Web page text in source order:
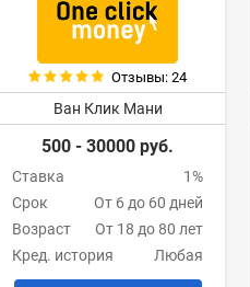
Отзывы: 24
Ван Клик Мани
500 - 30000 руб.
Ставка
1%
Срок
От 6 до 60 дней
Возраст
От 18 до 80 лет
Кред. история
Любая